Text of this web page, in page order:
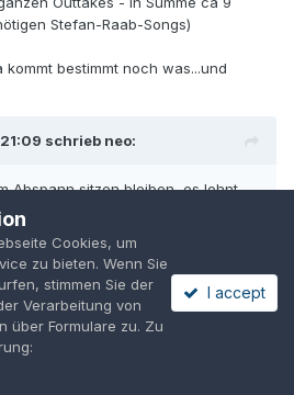
Stefan-Raab-Songs)
bestimmt noch was...und
schrieb neo:
Abspann sitzen bleiben, es lohnt
Seite 408 von 409
Cookies, um
zu bieten. Wenn Sie
stimmen Sie der
Verarbeitung von
über Formulare zu. Zu
I accept